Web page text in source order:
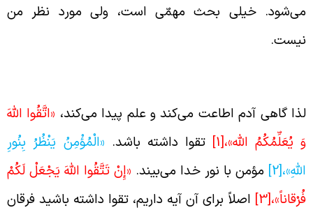
خیلی بحث مهمّی است، ولی مورد نظر من
گاهی آدم اطاعت می‌کند و علم پیدا می‌کند،«اتَّقُوا اللَّهَ
يُعَلِّمُكُمُ اللَّه‏»،[1] تقوا داشته باشد.«الْمُؤْمِنُ يَنْظُرُ بِنُورِ
[2] مؤمن با نور خدا می‌بیند.«إِنْ تَتَّقُوا اللَّهَ يَجْعَلْ لَكُمْ
[3]
اصلاً برای آن آیه داریم، تقوا داشته باشید فرقان